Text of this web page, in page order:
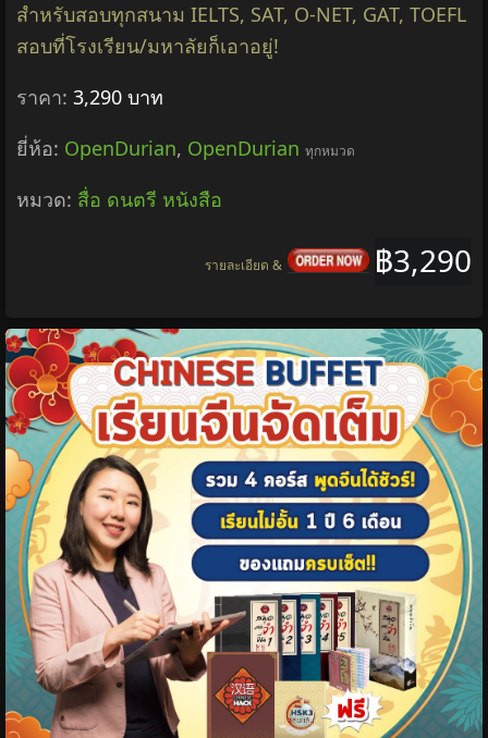
สำหรับสอบทุกสนาม IELTS, SAT, O-NET, GAT, TOEFL
สอบที่โรงเรียน/มหาลัยก็เอาอยู่!
ราคา: 3,290 บาท
ยี่ห้อ: OpenDurian, OpenDurian ทุกหมวด
หมวด: สื่อ ดนตรี หนังสือ
฿3,290
รายละเอียด &